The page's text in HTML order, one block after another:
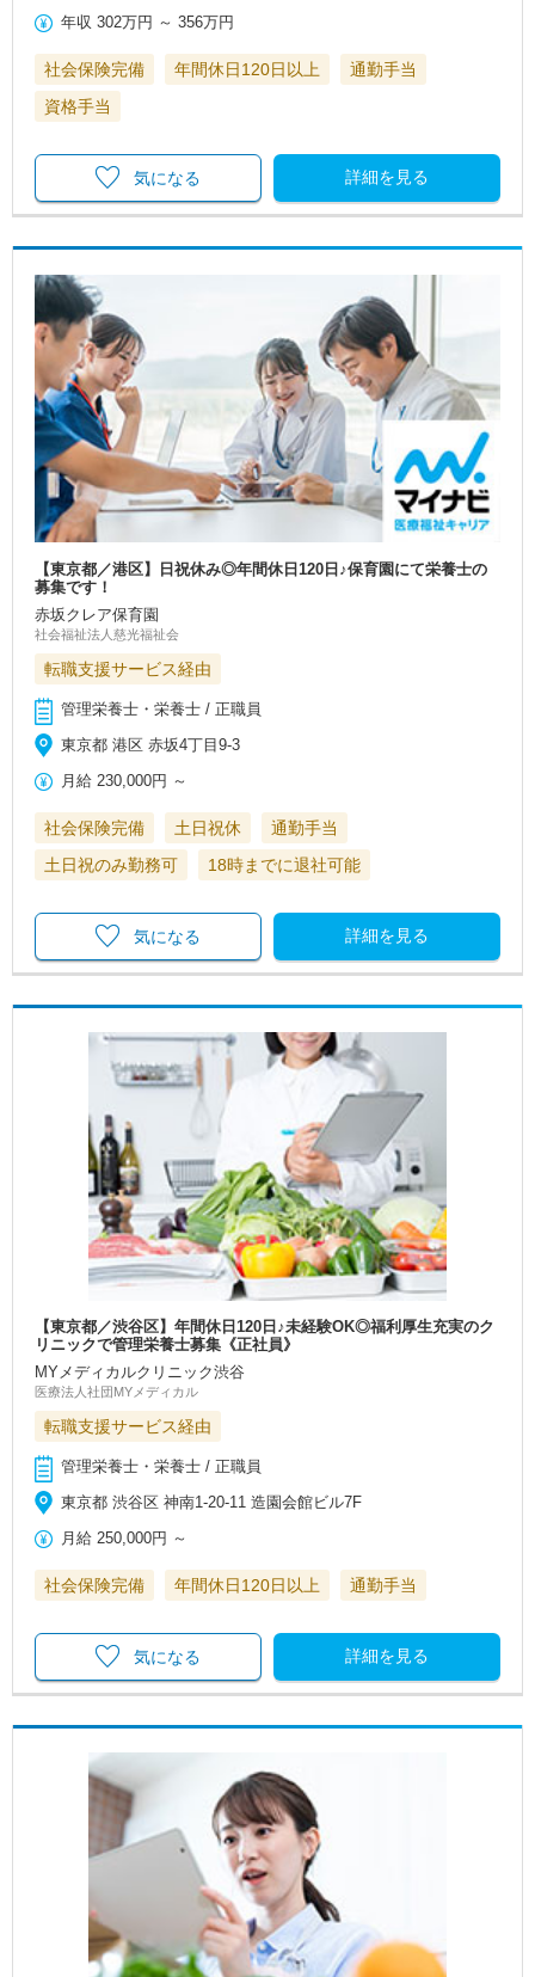
年収 302万円 ～356万円
社会保険完備 年間休日120日以上
通勤手当
資格手当
詳細を見る
気になる
【東京都／港区】日祝休み◎年間休日120日♪保育園にて栄養士の
募集です！
赤坂クレア保育園
社会福祉法人慈光福祉会
転職支援サービス経由
管理栄養士・栄養士 / 正職員
東京都 港区 赤坂4丁目9-3
月給 230,000円 ～
社会保険完備 土日祝休
通勤手当
土日祝のみ勤務可
18時までに退社可能
詳細を見る
気になる
【東京都／渋谷区】年間休日120日♪未経験OK◎福利厚生充実のク
リニックで管理栄養士募集《正社員》
MYメディカルクリニック渋谷
医療法人社団MYメディカル
転職支援サービス経由
管理栄養士・栄養士 / 正職員
東京都 渋谷区 神南1‐20-11 造園会館ビル7F
月給 250,000円 ～
社会保険完備 年間休日120日以上 通勤手当
詳細を見る
気になる